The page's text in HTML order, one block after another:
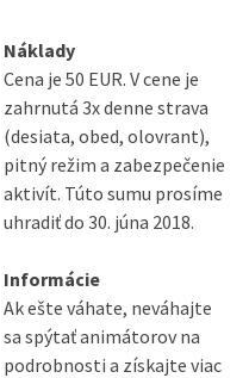
Náklady
Cena je 50 EUR. V cene je
zahrnutá 3x denne strava
(desiata, obed, olovrant),
pitný režim a zabezpečenie
aktivít. Túto sumu prosíme
uhradiť do 30. júna 2018.
Informácie
Ak ešte váhate, neváhajte
sa spýtať animátorov na
podrobnosti a získajte viac